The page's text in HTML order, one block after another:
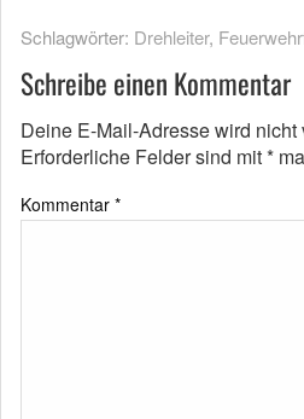
Schlagwörter: Drehleiter,
Schreibe einen Kommentar
Deine E-Mail-Adresse wird nicht
Erforderliche Felder sind mit*
Kommentar *